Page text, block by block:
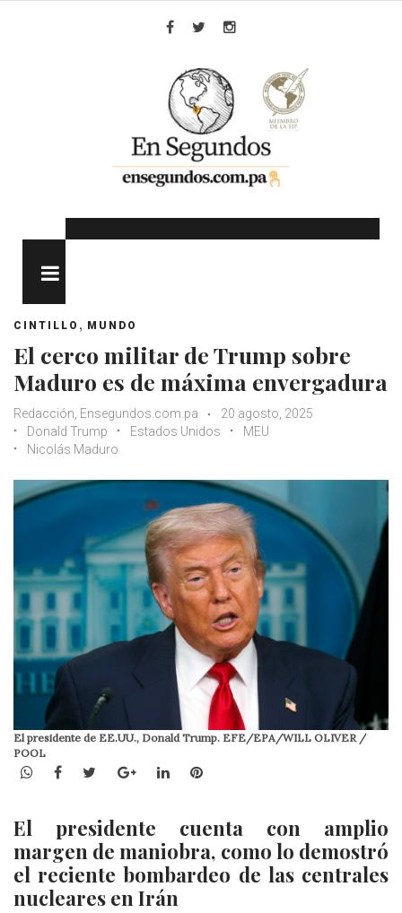
CINTILLO , MUNDO
El cerco militar de Trump sobre
Maduro es de máxima envergadura
Redacción, Ensegundos.com.pa
20 agosto, 2025
Donald Trump
Estados Unidos
MEU
Nicolás Maduro
El presidente de EE.UU., Donald Trump. EFE/EPA/WILL OLIVER /
POOL
WhatsApp
Facebook
TwitterGoogle+LinkedInPinterest
El presidente cuenta con amplio
margen de maniobra, como lo demostró
el reciente bombardeo de las centrales
nucleares en Irán